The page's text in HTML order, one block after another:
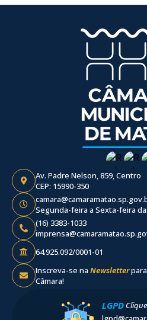
Av. Padre Nelson, 859, Centro
CEP: 15990-350
(16) 3383-1033
Segunda-feira a Sexta-feira
64.925.092/0001-01
Inscreva-se na Newsletter
Câmara!
LGPD